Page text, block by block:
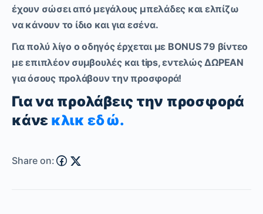
έχουν σώσει από μεγάλους μπελάδες και ελπίζω
να κάνουν το ίδιο και για εσένα.
Για πολύ λίγο ο οδηγός έρχεταιμε BONUS 79 βίντεο
με επιπλέον συμβουλές και tips, εντελώς ΔΩΡΕΑΝ
για όσους προλάβουν την προσφορά!
Για να προλάβεις την προσφορά
κάνε κλικ εδώ.
Share on: